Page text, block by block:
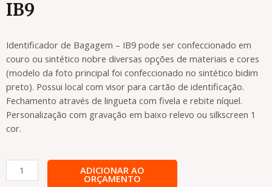
IB9
Identificador de Bagagem – IB9 pode ser confeccionado em
couro ou sintético nobre diversas opções de materiais e cores
(modelo da foto principal foi confeccionado no sintético bidim
preto). Possui local com visor para cartão de identificação.
Fechamento através de lingueta com fivela e rebite níquel.
Personalização com gravação em baixo relevo ou silkscreen 1
cor.
Identificador
de
ADICIONAR AO
ORÇAMENTO